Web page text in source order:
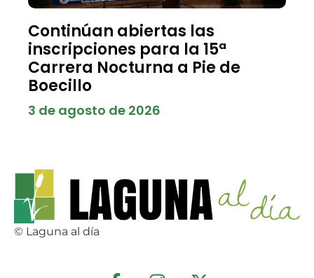
Continúan abiertas las
inscripciones para la 15ª
Carrera Nocturna a Pie de
Boecillo
3 de agosto de 2026
© Laguna al día